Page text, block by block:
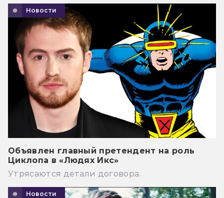
Новости
Объявлен главный претендент на роль
Циклопа в «Людях Икс»
Утрясаются детали договора.
Новости